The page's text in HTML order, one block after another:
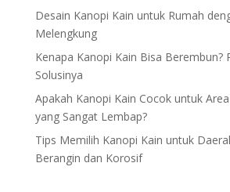
Desain Kanopi Kain untuk Rumah
Melengkung
Kenapa Kanopi Kain Bisa Berembun?
Solusinya
Apakah Kanopi Kain Cocok untuk
yang Sangat Lembap?
Tips Memilih Kanopi Kain untuk
Berangin dan Korosif